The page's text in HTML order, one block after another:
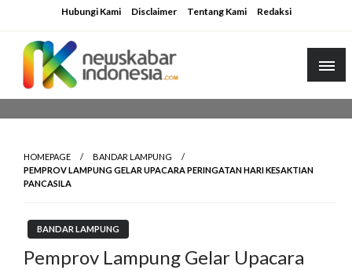
to
content
Hubungi Kami Disclaimer Tentang Kami Redaksi
HOMEPAGE
BANDAR LAMPUNG
PEMPROV LAMPUNG GELAR UPACARA PERINGATAN HARI KESAKTIAN
PANCASILA
BANDAR LAMPUNG
Pemprov Lampung Gelar Upacara